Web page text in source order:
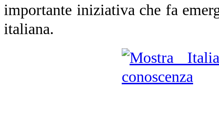
importante iniziativa che fa
italiana.